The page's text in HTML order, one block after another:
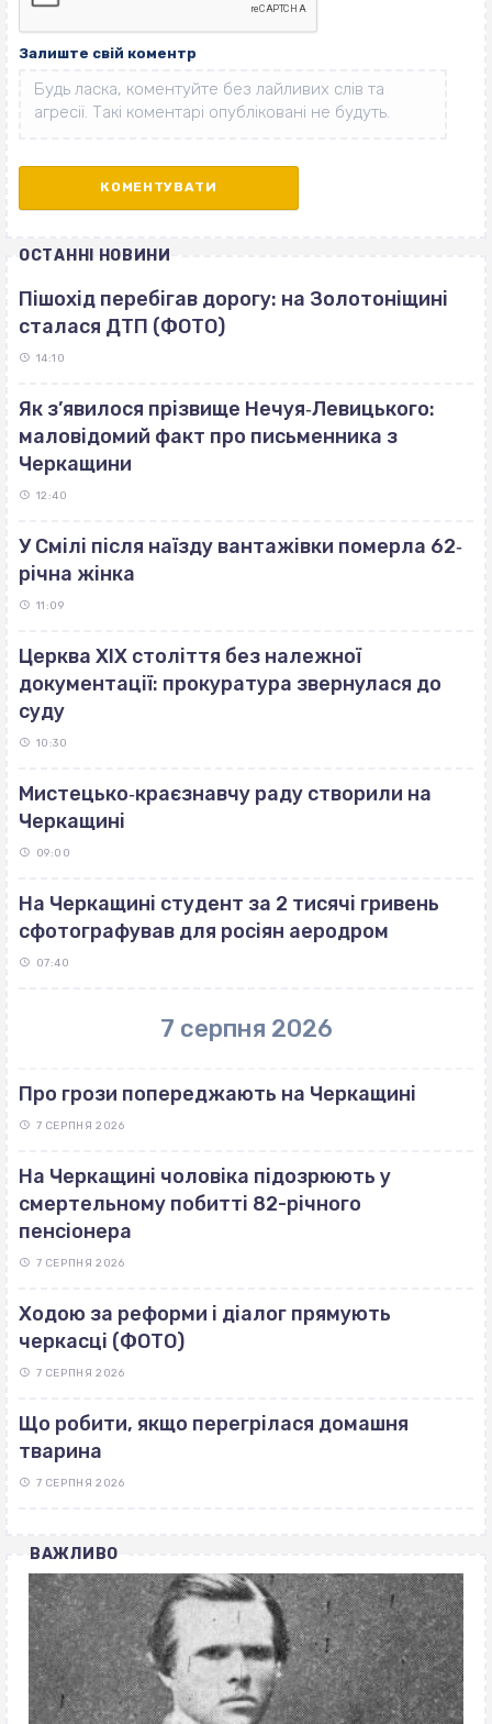
Залиште свій коментр
ОСТАННІ НОВИНИ
Пішохід перебігав дорогу: на Золотоніщині
сталася ДТП (ФОТО)
14:10
Як з’явилося прізвище Нечуя‐Левицького:
маловідомий факт про письменника з
Черкащини
12:40
У Смілі після наїзду вантажівки померла 62‐
річна жінка
11:09
Церква ХІХ століття без належної
документації: прокуратура звернулася до
суду
10:30
Мистецько‐краєзнавчу раду створили на
Черкащині
09:00
На Черкащині студент за 2 тисячі гривень
сфотографував для росіян аеродром
07:40
7 серпня 2026
Про грози попереджають на Черкащині
7 СЕРПНЯ 2026
На Черкащині чоловіка підозрюють у
смертельному побитті 82-річного
пенсіонера
7 СЕРПНЯ 2026
Ходою за реформи і діалог прямують
черкасці (ФОТО)
7 СЕРПНЯ 2026
Що робити, якщо перегрілася домашня
тварина
7 СЕРПНЯ 2026
ВАЖЛИВО